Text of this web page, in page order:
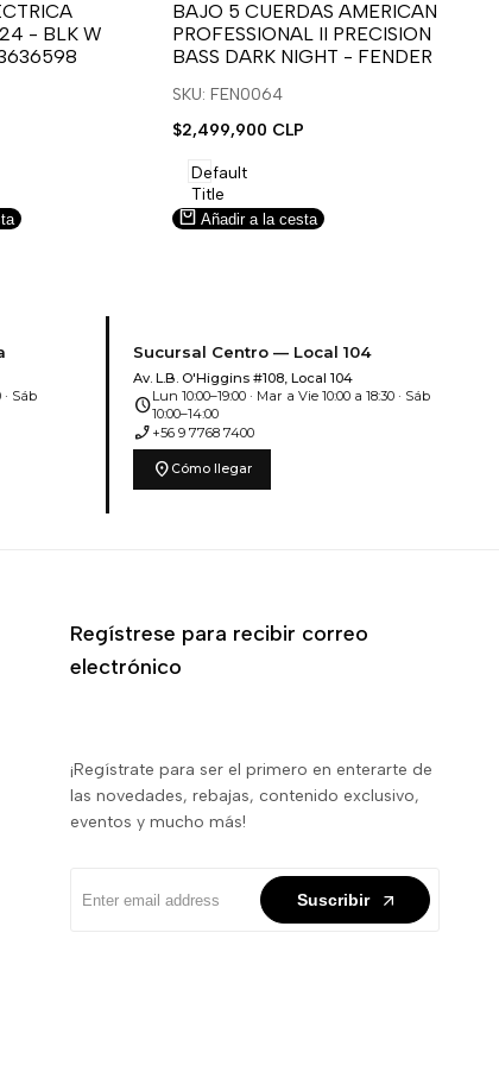
- BLK W
para
usar
la
lista
deseos.
para
usar
Compare
BAJO 5 CUERDAS AMERICAN
PROFESSIONAL II PRECISION
BASS DARK NIGHT - FENDER
SKU: FEN0064
Precio
venta
$2,499,900 CLP
Default
Title
Añadir a la cesta
· Sáb
Sucursal Centro — Local 104
Av. L.B. O'Higgins #108, Local 104
scheduleLun 10:00–19:00 · Mar a Vie 10:00 a 18:30 · Sáb
10:00–14:00
phone_enabled +56 9 7768 7400
location_on Cómo llegar
Regístrese para recibir correo
electrónico
¡Regístrate para ser el primero en enterarte de
las novedades, rebajas, contenido exclusivo,
eventos y mucho más!
Suscribir